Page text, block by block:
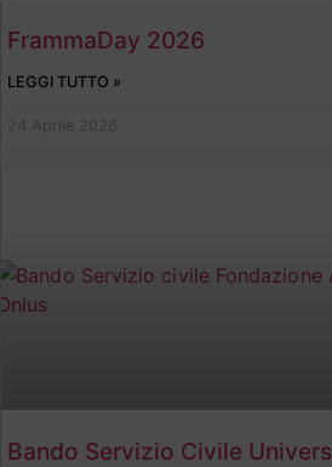
FrammaDay 2026
LEGGI TUTTO »
24 Aprile 2026
Bando Servizio Civile